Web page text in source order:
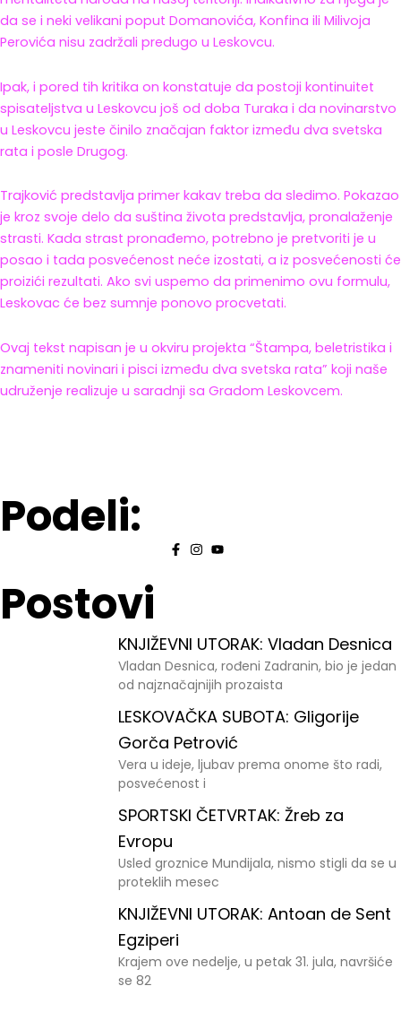
da se i neki velikani poput Domanovića, Konfina ili Milivoja
Perovića nisu zadržali predugo u Leskovcu.
Ipak, i pored tih kritika on konstatuje da postoji kontinuitet
spisateljstva u Leskovcu još od doba Turaka i da novinarstvo
u Leskovcu jeste činilo značajan faktor između dva svetska
rata i posle Drugog.
Trajković predstavlja primer kakav treba da sledimo. Pokazao
je kroz svoje delo da suština života predstavlja, pronalaženje
strasti. Kada strast pronađemo, potrebno je pretvoriti je u
posao i tada posvećenost neće izostati, a iz posvećenosti će
proizići rezultati. Ako svi uspemo da primenimo ovu formulu,
Leskovac će bez sumnje ponovo procvetati.
Ovaj tekst napisan je u okviru projekta “Štampa, beletristika i
znameniti novinari i pisci između dva svetska rata” koji naše
udruženje realizuje u saradnji sa Gradom Leskovcem.
Podeli:
Postovi
KNJIŽEVNI UTORAK: Vladan Desnica
Vladan Desnica, rođeni Zadranin, bio je jedan
od najznačajnijih prozaista
LESKOVAČKA SUBOTA: Gligorije
Gorča Petrović
Vera u ideje, ljubav prema onome što radi,
posvećenost i
SPORTSKI ČETVRTAK: Žreb za
Evropu
Usled groznice Mundijala, nismo stigli da se u
proteklih mesec
KNJIŽEVNI UTORAK: Antoan de Sent
Egziperi
Krajem ove nedelje, u petak 31. jula, navršiće
se 82